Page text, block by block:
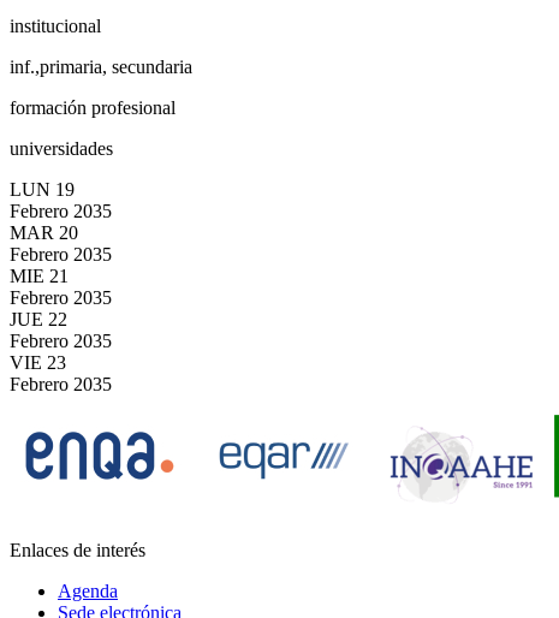
institucional
inf.,primaria, secundaria
formación profesional
universidades
LUN 19
Febrero 2035
MAR 20
Febrero 2035
MIE 21
Febrero 2035
JUE 22
Febrero 2035
VIE 23
Febrero 2035
Enlaces de interés
Agenda
Sede electrónica